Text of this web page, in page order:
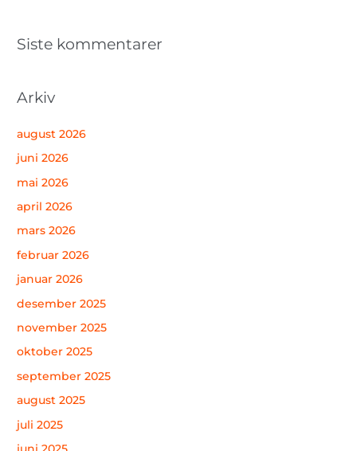
Siste kommentarer
Arkiv
august 2026
juni 2026
mai 2026
april 2026
mars 2026
februar 2026
januar 2026
desember 2025
november 2025
oktober 2025
september 2025
august 2025
juli 2025